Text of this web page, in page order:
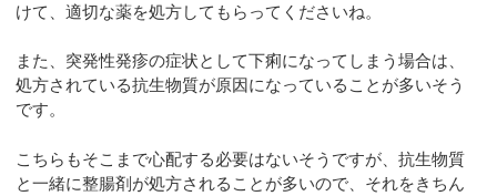
けて、適切な薬を処方してもらってくださいね。
また、突発性発疹の症状として下痢になってしまう場合は、
処方されている抗生物質が原因になっていることが多いそう
です。
こちらもそこまで心配する必要はないそうですが、抗生物質
と一緒に整腸剤が処方されることが多いので、それをきちん